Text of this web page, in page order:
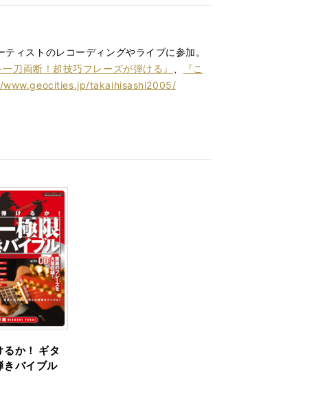
ィストのレコーディングやライブに参加。
一刀両断！超技巧フレーズが弾ける』
『こ
takaihisashi2005/
るか！ ギタ
きバイブル